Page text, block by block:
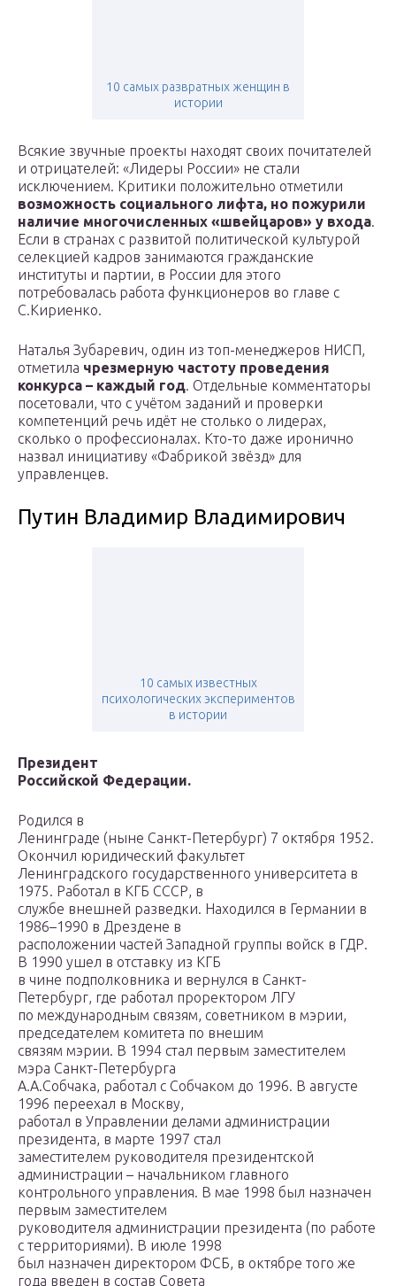
10 самых развратных женщин в
истории
Всякие звучные проекты находят своих почитателей
и отрицателей: «Лидеры России» не стали
исключением. Критики положительно отметили
возможность социального лифта, но пожурили
наличие многочисленных «швейцаров» у входа.
Если в странах с развитой политической культурой
селекцией кадров занимаются гражданские
институты и партии, в России для этого
потребовалась работа функционеров во главе с
С.Кириенко.
Наталья Зубаревич, один из топ-менеджеров НИСП,
отметила чрезмерную частоту проведения
конкурса – каждый год. Отдельные комментаторы
посетовали, что с учётом заданий и проверки
компетенций речь идёт не столько о лидерах,
сколько о профессионалах. Кто-то даже иронично
назвал инициативу «Фабрикой звёзд» для
управленцев.
Путин Владимир Владимирович
10 самых известных
психологических экспериментов
в истории
Президент
Российской Федерации.
Родился в
Ленинграде (ныне Санкт-Петербург) 7 октября 1952.
Окончил юридический факультет
Ленинградского государственного университета в
1975. Работал в КГБ СССР, в
службе внешней разведки. Находился в Германии в
1986–1990 в Дрездене в
расположении частей Западной группы войск в ГДР.
В 1990 ушел в отставку из КГБ
в чине подполковника и вернулся в Санкт-
Петербург, где работал проректором ЛГУ
по международным связям, советником в мэрии,
председателем комитета по внешим
связям мэрии. В 1994 стал первым заместителем
мэра Санкт-Петербурга
А.А.Собчака, работал с Собчаком до 1996. В августе
1996 переехал в Москву,
работал в Управлении делами администрации
президента, в марте 1997 стал
заместителем руководителя президентской
администрации – начальником главного
контрольного управления. В мае 1998 был назначен
первым заместителем
руководителя администрации президента (по работе
с территориями). В июле 1998
был назначен директором ФСБ, в октябре того же
года введен в состав Совета